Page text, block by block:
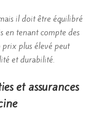
il doit être équilibré
en tenant compte des
plus élevé peut
et durabilité.
et assurances